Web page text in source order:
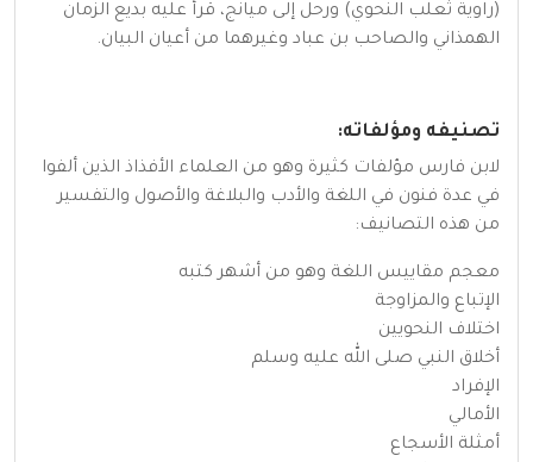
(راوية ثعلب النحوي) ورحل إلى ميانج، قرأ عليه بديع الزمان
الهمذاني والصاحب بن عباد وغيرهما من أعيان البيان.
تصنيفه ومؤلفاته:
لابن فارس مؤلفات كثيرة وهو من العلماء الأفذاذ الذين ألفوا
في عدة فنون في اللغة والأدب والبلاغة والأصول والتفسير
من هذه التصانيف:
معجم مقاييس اللغة وهو من أشهر كتبه
الإتباع والمزاوجة
اختلاف النحويين
أخلاق النبي صلى الله عليه وسلم
الإفراد
الأمالي
أمثلة الأسجاع